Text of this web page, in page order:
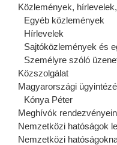
Közlemények,
Egyéb közlemények
Hírlevelek
Sajtóközlemények és
Személyre szóló
Közszolgálat
Magyarországi
Kónya Péter
Meghívók
Nemzetközi hatóságok
Nemzetközi